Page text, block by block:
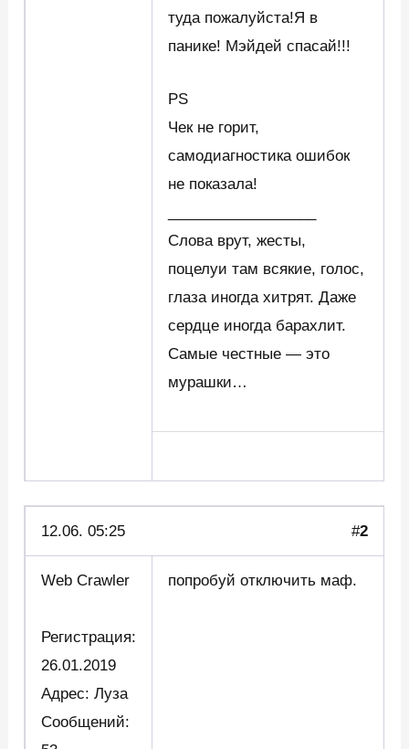
туда пожалуйста!Я в
панике! Мэйдей спасай!!!
PS
Чек не горит,
самодиагностика ошибок
не показала!
Слова врут, жесты,
поцелуи там всякие, голос,
глаза иногда хитрят. Даже
сердце иногда барахлит.
Самые честные — это
мурашки…
12.06. 05:25 #2
Web Crawler
Регистрация:
26.01.2019
Адрес: Луза
Сообщений:
попробуй отключить маф.